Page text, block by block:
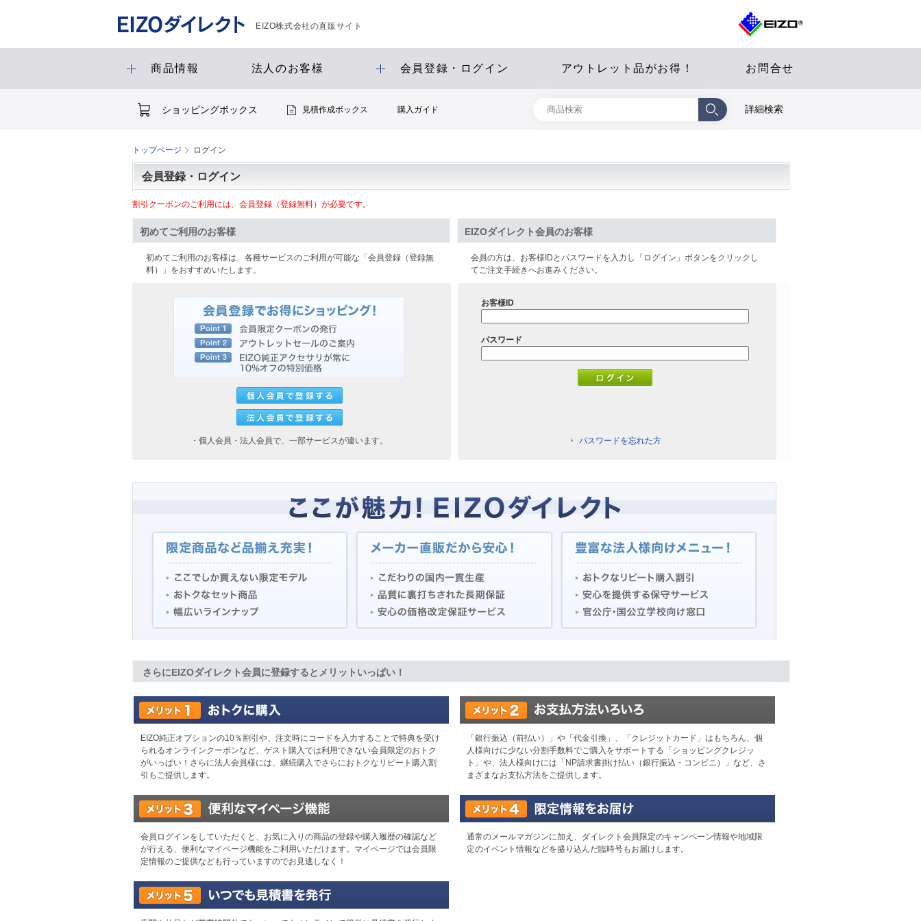
EIZO株式会社の直販サイト
商品情報 法人のお客様 会員登録・ログイン アウトレット品がお得！ お問合せ
ショッピングボックス 見積作成ボックス 購入ガイド 詳細検索
トップページ ログイン
会員登録・ログイン
割引クーポンのご利用には、会員登録（登録無料）が必要です。
初めてご利用のお客様
初めてご利用のお客様は、各種サービスのご利用が可能な「会員登録（登録無
料）」をおすすめいたします。
EIZOダイレクト会員のお客様
会員の方は、お客様IDとパスワードを入力し「ログイン」ボタンをクリックし
てご注文手続きへお進みください。
お客様ID
パスワード
・個人会員・法人会員で、一部サービスが違います。 パスワードを忘れた方
さらにEIZOダイレクト会員に登録するとメリットいっぱい！
EIZO純正オプションの10％割引や、注文時にコードを入力することで特典を受け
られるオンラインクーポンなど、ゲスト購入では利用できない会員限定のおトク
がいっぱい！さらに法人会員様には、継続購入でさらにおトクなリピート購入割
引もご提供します。
「銀行振込（前払い）」や「代金引換」、「クレジットカード」はもちろん、個
人様向けに少ない分割手数料でご購入をサポートする「ショッピングクレジッ
ト」や、法人様向けには「NP請求書掛け払い（銀行振込・コンビニ）」など、さ
まざまなお支払方法をご提供します。
会員ログインをしていただくと、お気に入りの商品の登録や購入履歴の確認など
が行える、便利なマイページ機能をご利用いただけます。マイページでは会員限
定情報のご提供なども行っていますのでお見逃しなく！
通常のメールマガジンに加え、ダイレクト会員限定のキャンペーン情報や地域限
定のイベント情報などを盛り込んだ臨時号もお届けします。